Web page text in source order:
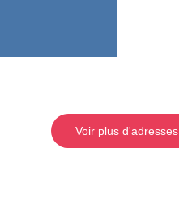
Voir plus d'adresses